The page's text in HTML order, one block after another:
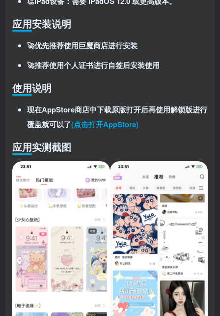
应用安装说明
🚀优先推荐使用巨魔商店进行安装
🚀推荐使用个人证书进行自签后安装使用
使用说明
现在AppStore商店中下载原版打开后再使用解锁版进行
覆盖就可以了(点击打开AppStore)
应用实测截图